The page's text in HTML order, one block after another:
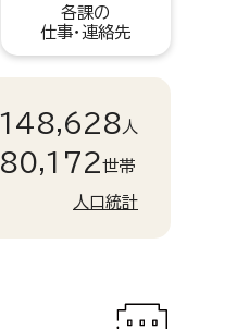
各課の
仕事・連絡先
148,628 人
80,172世帯
人口統計